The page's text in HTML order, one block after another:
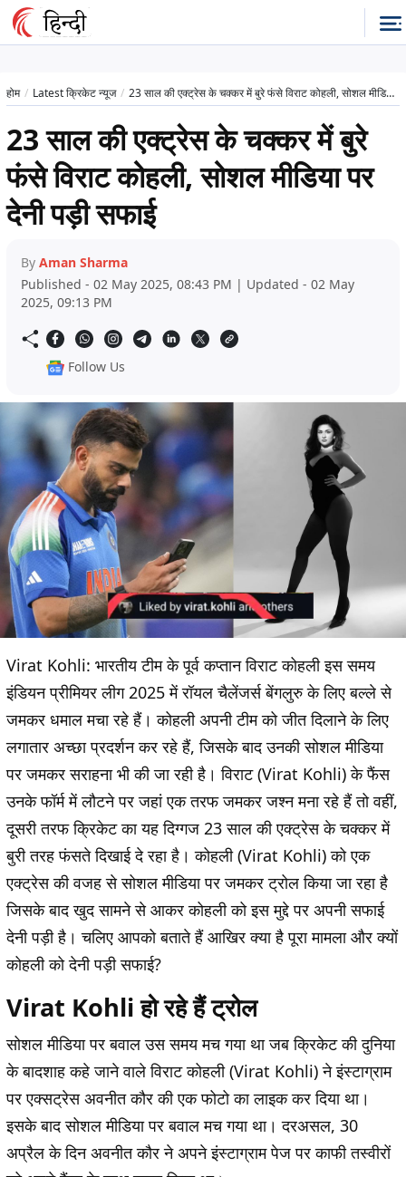
होम Latest क्रिकेट न्यूज 23 साल की एक्ट्रेस के चक्कर में बुरे फंसे विराट कोहली, सोशल मीडिया पर देनी पड़ी सफाई
23 साल की एक्ट्रेस के चक्कर में बुरे
फंसे विराट कोहली, सोशल मीडिया पर
देनी पड़ी सफाई
By Aman Sharma
Published - 02 May 2025, 08:43 PM | Updated - 02 May
2025, 09:13 PM
Follow Us
Virat Kohli: भारतीय टीम के पूर्व कप्तान विराट कोहली इस समय
इंडियन प्रीमियर लीग 2025 में रॉयल चैलेंजर्स बेंगलुरु के लिए बल्ले से
जमकर धमाल मचा रहे हैं। कोहली अपनी टीम को जीत दिलाने के लिए
लगातार अच्छा प्रदर्शन कर रहे हैं, जिसके बाद उनकी सोशल मीडिया
पर जमकर सराहना भी की जा रही है। विराट (Virat Kohli) के फैंस
उनके फॉर्म में लौटने पर जहां एक तरफ जमकर जश्न मना रहे हैं तो वहीं,
दूसरी तरफ क्रिकेट का यह दिग्गज 23 साल की एक्ट्रेस के चक्कर में
बुरी तरह फंसते दिखाई दे रहा है। कोहली (Virat Kohli) को एक
एक्ट्रेस की वजह से सोशल मीडिया पर जमकर ट्रोल किया जा रहा है
जिसके बाद खुद सामने से आकर कोहली को इस मुद्दे पर अपनी सफाई
देनी पड़ी है। चलिए आपको बताते हैं आखिर क्या है पूरा मामला और क्यों
कोहली को देनी पड़ी सफाई?
Virat Kohli हो रहे हैं ट्रोल
सोशल मीडिया पर बवाल उस समय मच गया था जब क्रिकेट की दुनिया
के बादशाह कहे जाने वाले विराट कोहली (Virat Kohli) ने इंस्टाग्राम
पर एक्सट्रेस अवनीत कौर की एक फोटो का लाइक कर दिया था।
इसके बाद सोशल मीडिया पर बवाल मच गया था। दरअसल, 30
अप्रैल के दिन अवनीत कौर ने अपने इंस्टाग्राम पेज पर काफी तस्वीरों